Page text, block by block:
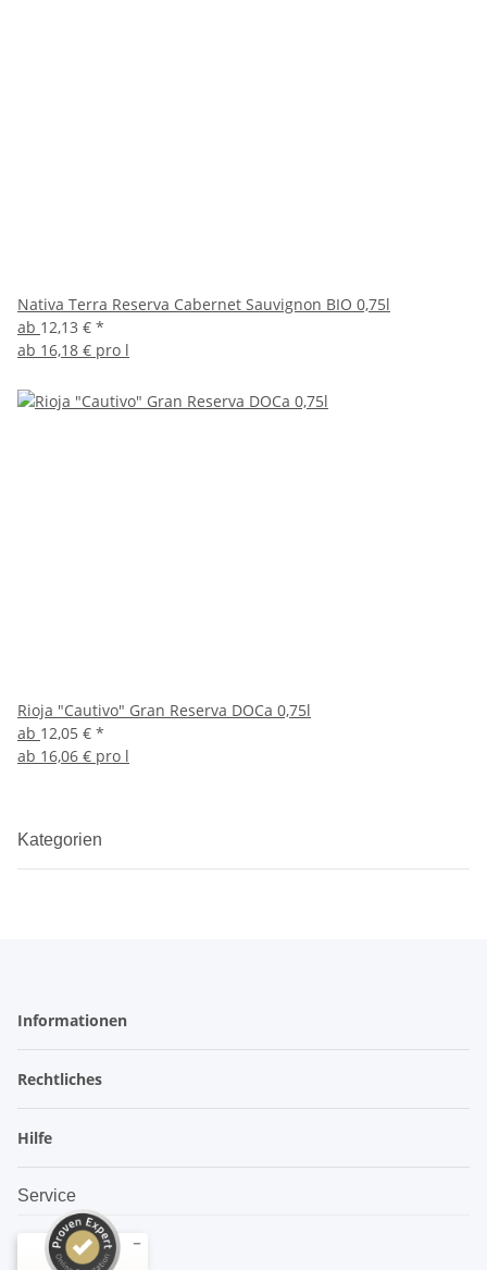
Nativa Terra Reserva Cabernet Sauvignon BIO 0,75l
ab 12,13 € *
ab 16,18 € pro l
Rioja "Cautivo" Gran Reserva DOCa 0,75l
ab 12,05 € *
ab 16,06 € pro l
Kategorien
Informationen
Rechtliches
Hilfe
Service